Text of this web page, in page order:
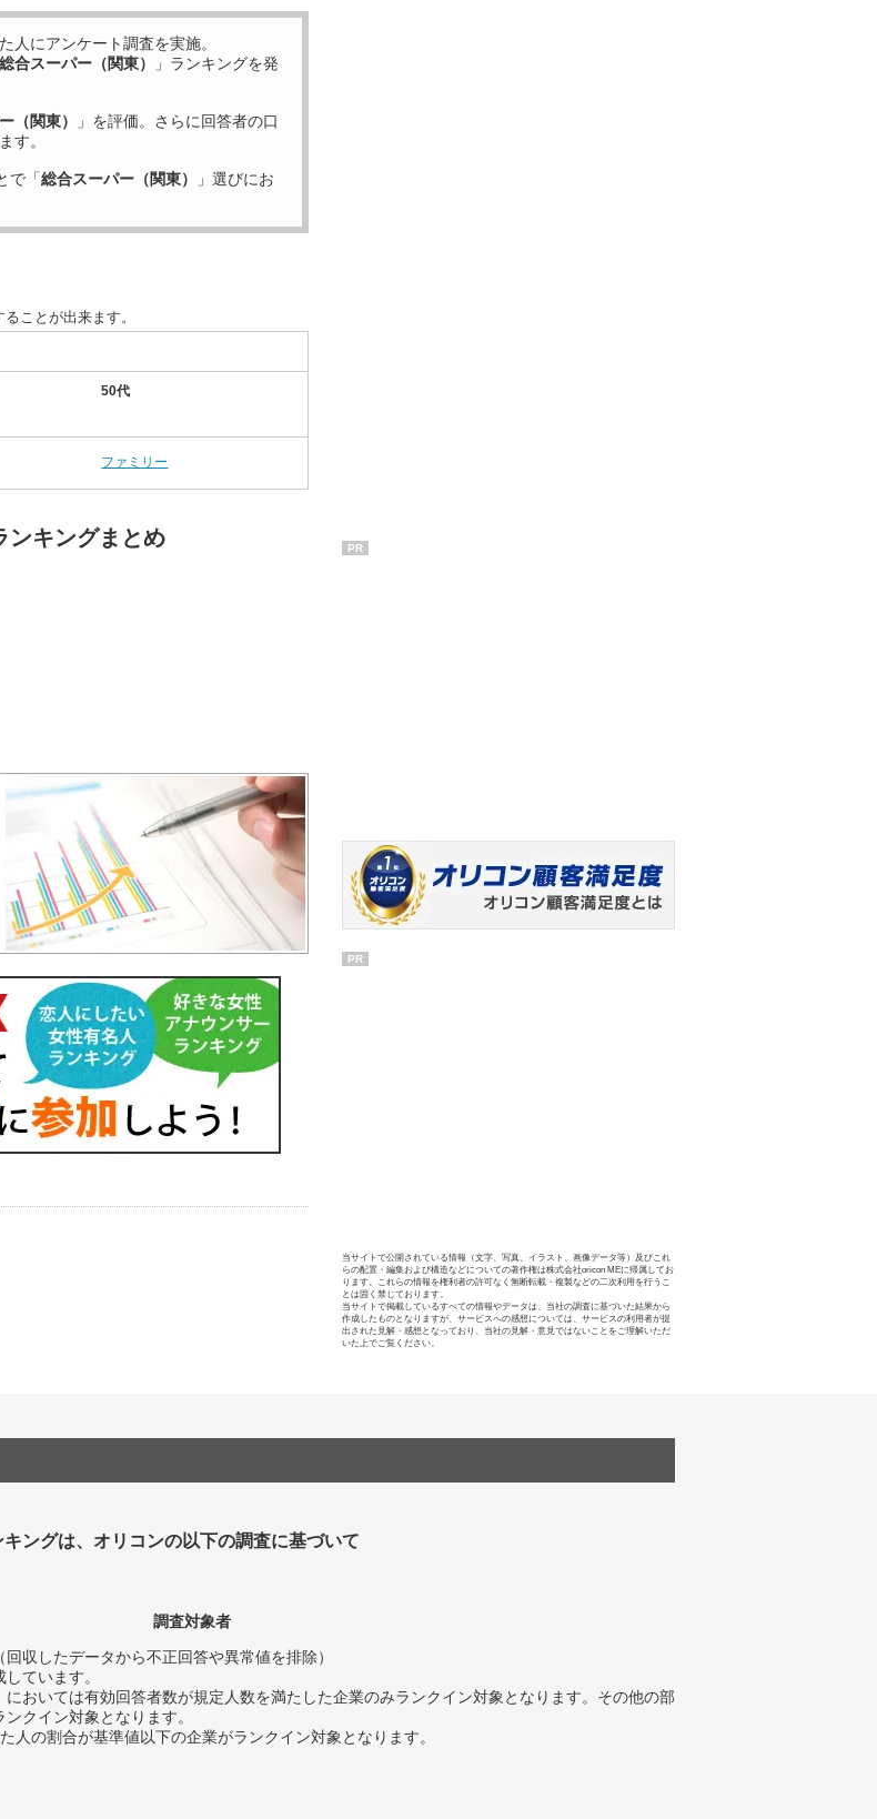
人にアンケート調査を実施。
総合スーパー（関東）
」ランキングを発
（関東）
」を評価。さらに回答者の口
す。
で「総合スーパー（関東）
」選びにお
ことが出来ます。
50代
ファミリー
ンキングまとめ PR
PR
当サイトで公開されている情報（文字、写真、イラスト、画像データ等）及びこれ
らの配置・編集および構造などについての著作権は株式会社oricon MEに帰属してお
ります。これらの情報を権利者の許可なく無断転載・複製などの二次利用を行うこ
とは固く禁じております。
当サイトで掲載しているすべての情報やデータは、当社の調査に基づいた結果から
作成したものとなりますが、サービスへの感想については、サービスの利用者が提
出された見解・感想となっており、当社の見解・意見ではないことをご理解いただ
いた上でご覧ください。
ングは、オリコンの以下の調査に基づいて
調査対象者
収したデータから不正回答や異常値を排除）
ています。
おいては有効回答者数が規定人数を満たした企業のみランクイン対象となります。その他の部
クイン対象となります。
の割合が基準値以下の企業がランクイン対象となります。